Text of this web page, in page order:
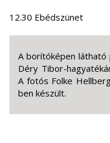
12.30 Ebédszünet
A borítóképen
Déry Tibor-
A fotós Folke
ben készült.